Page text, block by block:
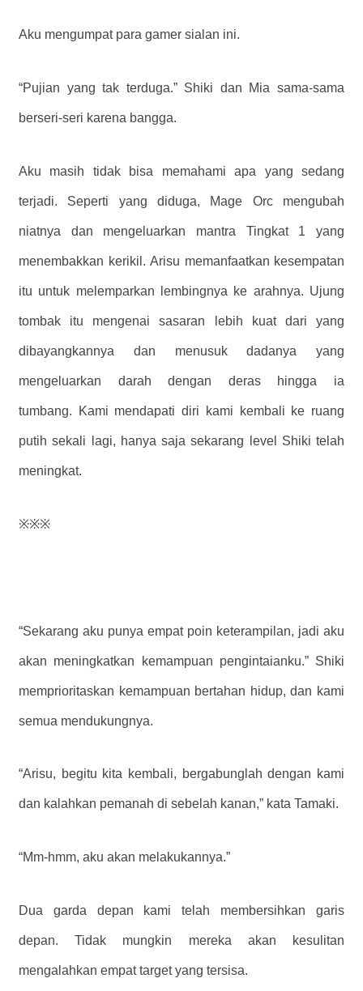
Aku mengumpat para gamer sialan ini.
“Pujian yang tak terduga.” Shiki dan Mia sama-sama
berseri-seri karena bangga.
Aku masih tidak bisa memahami apa yang sedang
terjadi. Seperti yang diduga, Mage Orc mengubah
niatnya dan mengeluarkan mantra Tingkat 1 yang
menembakkan kerikil. Arisu memanfaatkan kesempatan
itu untuk melemparkan lembingnya ke arahnya. Ujung
tombak itu mengenai sasaran lebih kuat dari yang
dibayangkannya dan menusuk dadanya yang
mengeluarkan darah dengan deras hingga ia
tumbang. Kami mendapati diri kami kembali ke ruang
putih sekali lagi, hanya saja sekarang level Shiki telah
meningkat.
※※※
“Sekarang aku punya empat poin keterampilan, jadi aku
akan meningkatkan kemampuan pengintaianku.” Shiki
memprioritaskan kemampuan bertahan hidup, dan kami
semua mendukungnya.
“Arisu, begitu kita kembali, bergabunglah dengan kami
dan kalahkan pemanah di sebelah kanan,” kata Tamaki.
“Mm-hmm, aku akan melakukannya.”
Dua garda depan kami telah membersihkan garis
depan. Tidak mungkin mereka akan kesulitan
mengalahkan empat target yang tersisa.